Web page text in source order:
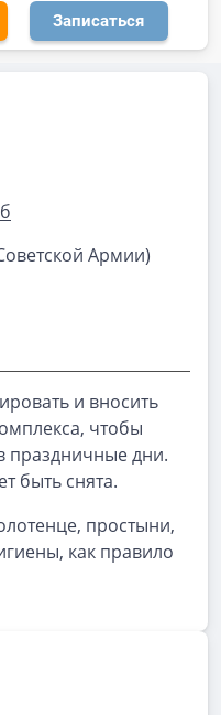
Записаться
Армии)
и вносить
чтобы
праздничные дни.
быть снята.
простыни,
как правило